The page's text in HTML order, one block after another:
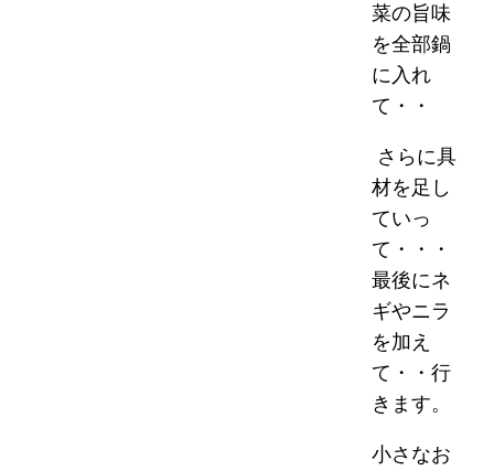
菜の旨味
を全部鍋
に入れ
て・・
さらに具
材を足し
ていっ
て・・・
最後にネ
ギやニラ
を加え
て・・行
きます。
小さなお